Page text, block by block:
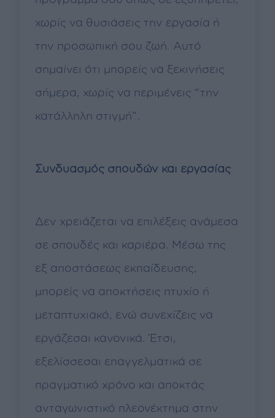
χωρίς να θυσιάσεις την εργασία ή
την προσωπική σου ζωή. Αυτό
σημαίνει ότι μπορείς να ξεκινήσεις
σήμερα, χωρίς να περιμένεις “την
κατάλληλη στιγμή”.
Συνδυασμός σπουδών και εργασίας
Δεν χρειάζεται να επιλέξεις ανάμεσα
σε σπουδές και καριέρα. Μέσω της
εξ αποστάσεως εκπαίδευσης,
μπορείς να αποκτήσεις πτυχίο ή
μεταπτυχιακό, ενώ συνεχίζεις να
εργάζεσαι κανονικά. Έτσι,
εξελίσσεσαι επαγγελματικά σε
πραγματικό χρόνο και αποκτάς
ανταγωνιστικό πλεονέκτημα στην